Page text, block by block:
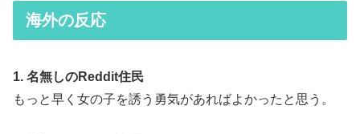
海外の反応
1. 名無しのReddit住民
もっと早く女の子を誘う勇気があればよかったと思う。